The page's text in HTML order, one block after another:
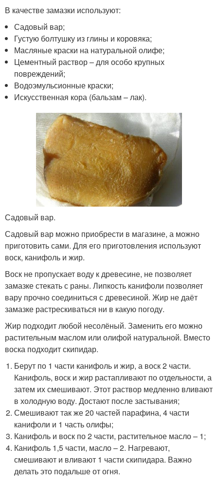
В качестве замазки используют:
Садовый вар;
Густую болтушку из глины и коровяка;
Масляные краски на натуральной олифе;
Цементный раствор – для особо крупных
повреждений;
Водоэмульсионные краски;
Искусственная кора (бальзам – лак).
Садовый вар.
Садовый вар можно приобрести в магазине, а можно
приготовить сами. Для его приготовления используют
воск, канифоль и жир.
Воск не пропускает воду к древесине, не позволяет
замазке стекать с раны. Липкость канифоли позволяет
вару прочно соединиться с древесиной. Жир не даёт
замазке растрескиваться ни в какую погоду.
Жир подходит любой несолёный. Заменить его можно
растительным маслом или олифой натуральной. Вместо
воска подходит скипидар.
Берут по 1 части канифоль и жир, а воск 2 части.
Канифоль, воск и жир растапливают по отдельности, а
затем их смешивают. Этот раствор медленно вливают
в холодную воду. Достают после застывания;
Смешивают так же 20 частей парафина, 4 части
канифоли и 1 часть олифы;
Канифоль и воск по 2 части, растительное масло – 1;
Канифоль 1,5 части, масло – 2. Нагревают,
смешивают и вливают 1 части скипидара. Важно
делать это подальше от огня.